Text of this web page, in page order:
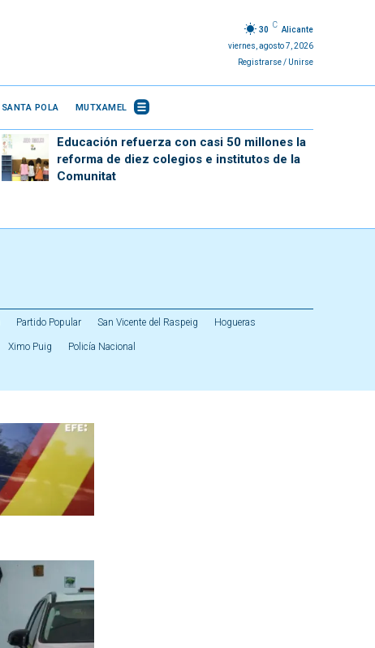
30
C
Alicante
viernes, agosto 7, 2026
Registrarse / Unirse
SANTA POLA MUTXAMEL
Educación refuerza con casi 50 millones la
reforma de diez colegios e institutos de la
Comunitat
Partido Popular San Vicente del Raspeig Hogueras
Ximo Puig Policía Nacional